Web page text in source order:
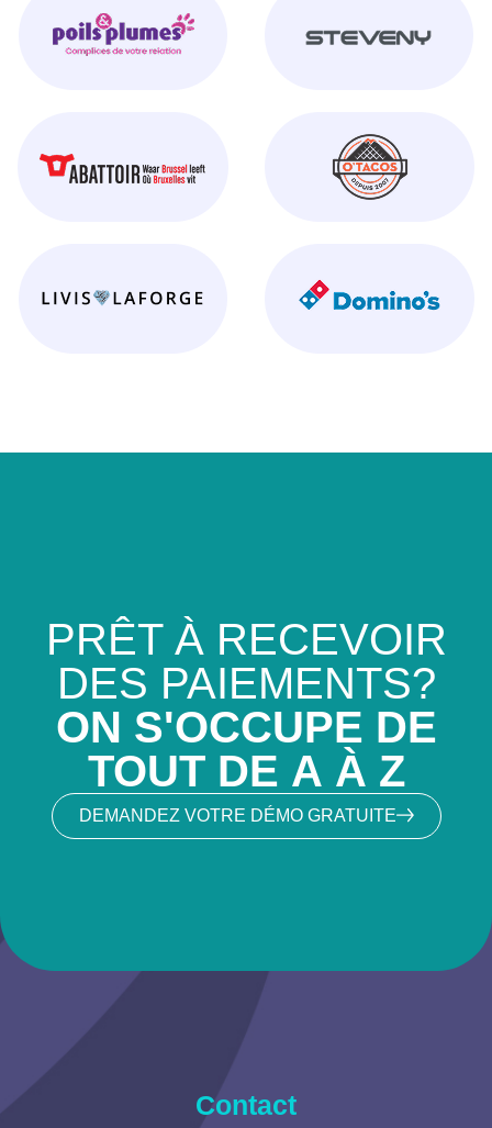
PRÊT À RECEVOIR
DES PAIEMENTS?
ON S'OCCUPE DE
TOUT DE A À Z
DEMANDEZ VOTRE DÉMO GRATUITE
Contact